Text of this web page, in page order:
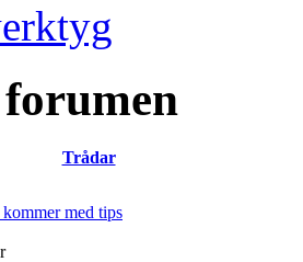
Trådar
med tips